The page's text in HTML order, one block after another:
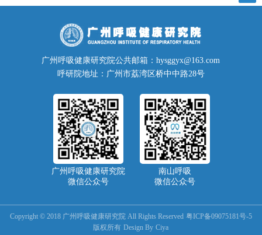
广州呼吸健康研究院公共邮箱：hysggyx@163.com
呼研院地址：广州市荔湾区桥中中路28号
广州呼吸健康研究院
微信公众号
南山呼吸
微信公众号
Copyright © 2018 广州呼吸健康研究院 All Rights Reserved 粤ICP备09075181号-5
版权所有 Design By Ciya